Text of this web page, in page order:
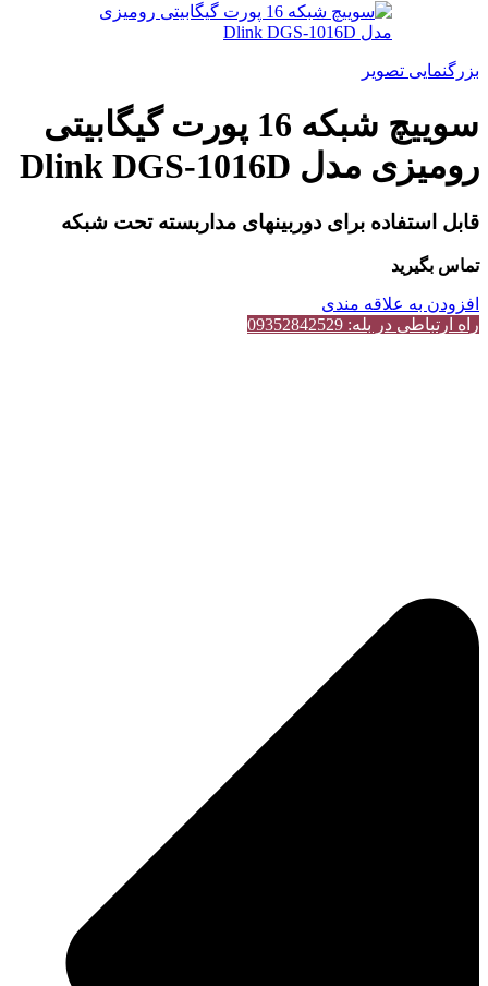
بزرگنمایی تصویر
سوییچ شبکه 16 پورت گیگابیتی
رومیزی مدل Dlink DGS-1016D
قابل استفاده برای دوربینهای مداربسته تحت شبکه
تماس بگیرید
افزودن به علاقه مندی
راه ارتباطی در بله: 09352842529